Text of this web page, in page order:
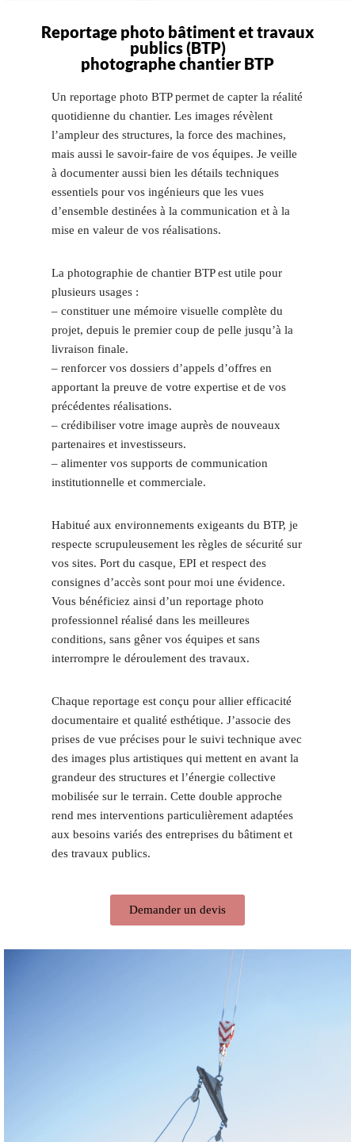
Reportage photo bâtiment et travaux
publics (BTP)
photographe chantier BTP
Un reportage photo BTP permet de capter la réalité
quotidienne du chantier. Les images révèlent
l’ampleur des structures, la force des machines,
mais aussi le savoir-faire de vos équipes. Je veille
à documenter aussi bien les détails techniques
essentiels pour vos ingénieurs que les vues
d’ensemble destinées à la communication et à la
mise en valeur de vos réalisations.
La photographie de chantier BTP est utile pour
plusieurs usages :
– constituer une mémoire visuelle complète du
projet, depuis le premier coup de pelle jusqu’à la
livraison finale.
– renforcer vos dossiers d’appels d’offres en
apportant la preuve de votre expertise et de vos
précédentes réalisations.
– crédibiliser votre image auprès de nouveaux
partenaires et investisseurs.
– alimenter vos supports de communication
institutionnelle et commerciale.
Habitué aux environnements exigeants du BTP, je
respecte scrupuleusement les règles de sécurité sur
vos sites. Port du casque, EPI et respect des
consignes d’accès sont pour moi une évidence.
Vous bénéficiez ainsi d’un reportage photo
professionnel réalisé dans les meilleures
conditions, sans gêner vos équipes et sans
interrompre le déroulement des travaux.
Chaque reportage est conçu pour allier efficacité
documentaire et qualité esthétique. J’associe des
prises de vue précises pour le suivi technique avec
des images plus artistiques qui mettent en avant la
grandeur des structures et l’énergie collective
mobilisée sur le terrain. Cette double approche
rend mes interventions particulièrement adaptées
aux besoins variés des entreprises du bâtiment et
des travaux publics.
Demander un devis